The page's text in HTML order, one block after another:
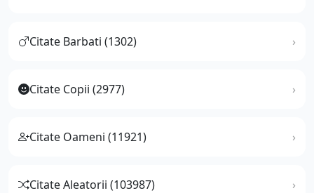
Citate Barbati (1302)
Citate Copii (2977)
Citate Oameni (11921)
Citate Aleatorii (103987)